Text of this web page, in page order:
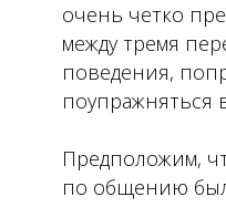
очень четко
между тремя
поведения,
поупражняться
Предположим,
по общению